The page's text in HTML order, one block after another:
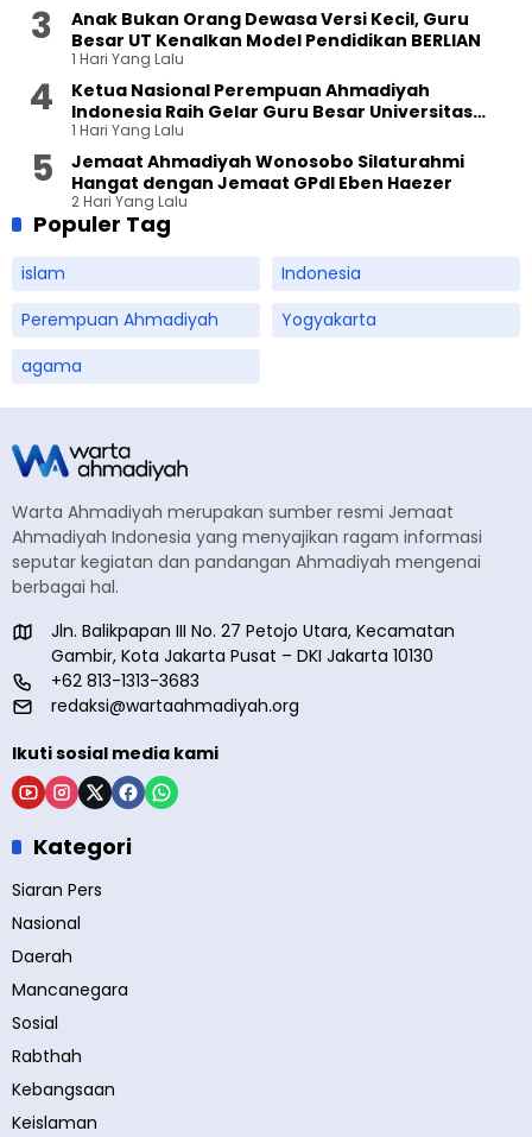
Anak Bukan Orang Dewasa Versi Kecil, Guru
Besar UT Kenalkan Model Pendidikan BERLIAN
1 Hari Yang Lalu
Ketua Nasional Perempuan Ahmadiyah
Indonesia Raih Gelar Guru Besar Universitas
Terbuka
1 Hari Yang Lalu
Jemaat Ahmadiyah Wonosobo Silaturahmi
Hangat dengan Jemaat GPdI Eben Haezer
2 Hari Yang Lalu
Populer Tag
islam
Indonesia
Perempuan Ahmadiyah
Yogyakarta
agama
Warta Ahmadiyah merupakan sumber resmi Jemaat
Ahmadiyah Indonesia yang menyajikan ragam informasi
seputar kegiatan dan pandangan Ahmadiyah mengenai
berbagai hal.
Jln. Balikpapan III No. 27 Petojo Utara, Kecamatan
Gambir, Kota Jakarta Pusat – DKI Jakarta 10130
+62 813-1313-3683
redaksi@wartaahmadiyah.org
Ikuti sosial media kami
Kategori
Siaran Pers
Nasional
Daerah
Mancanegara
Sosial
Rabthah
Kebangsaan
Keislaman